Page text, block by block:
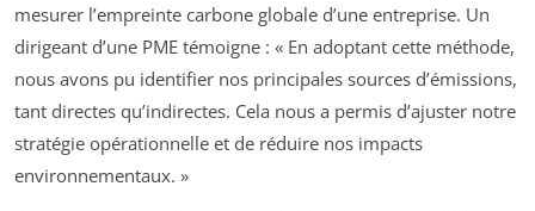
mesurer l’empreinte carbone globale d’une entreprise. Un
dirigeant d’une PME témoigne : « En adoptant cette méthode,
nous avons pu identifier nos principales sources d’émissions,
tant directes qu’indirectes. Cela nous a permis d’ajuster notre
stratégie opérationnelle et de réduire nos impacts
environnementaux. »